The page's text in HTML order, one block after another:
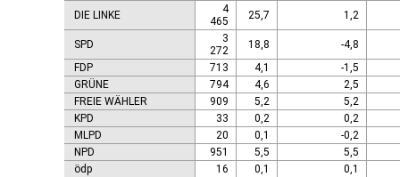
DIE LINKE
4
465
25,7 1,2
SPD
3
272
18,8
-4,8
FDP
713 4,1
-1,5
GRÜNE
794 4,6
2,5
FREIE WÄHLER
909 5,2
5,2
KPD
33 0,2
0,2
MLPD
20 0,1
-0,2
NPD
951 5,5
5,5
ödp
16 0,1
0,1